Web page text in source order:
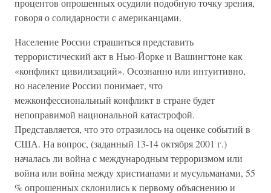
процентов опрошенных осудили подобную точку зрения,
говоря о солидарности с американцами.
Население России страшиться представить
террористический акт в Нью-Йорке и Вашингтоне как
«конфликт цивилизаций». Осознанно или интуитивно,
но население России понимает, что
межконфессиональный конфликт в стране будет
непоправимой национальной катастрофой.
Представляется, что это отразилось на оценке событий в
США. На вопрос, (заданный 13-14 октября 2001 г.)
началась ли война с международным терроризмом или
война или война между христианами и мусульманами, 55
% опрошенных склонились к первому объяснению и